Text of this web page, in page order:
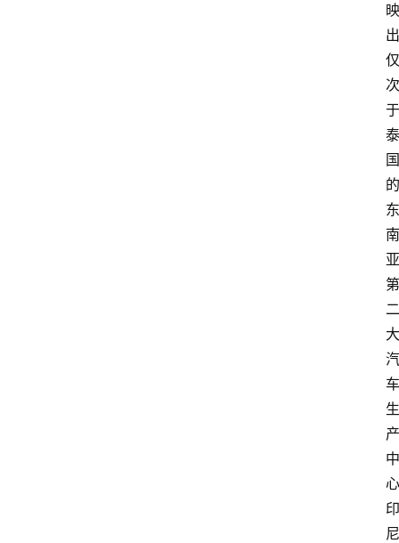
映
出
仅
次
于
泰
国
的
东
南
亚
第
二
大
汽
车
生
产
中
心
印
尼